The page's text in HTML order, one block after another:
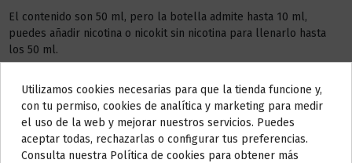
El contenido son 50 ml, pero la botella admite hasta 10 ml,
puedes añadir nicotina o nicokit sin nicotina para llenarlo hasta
los 50 ml.
nicotina debes añadir 1 NICOKITde 10 ml con 20 mg de
nicotina/ml.
AÑADIR NICOKIT DE 3 MG
Do not show again.
AVISO IMPORTANTE
Nos tomamos unos días
Utilizamos cookies necesarias para que la tienda funcione y,
con tu permiso, cookies de analítica y marketing para medir
el uso de la web y mejorar nuestros servicios. Puedes
aceptar todas, rechazarlas o configurar tus preferencias.
Consulta nuestra Política de cookies para obtener más